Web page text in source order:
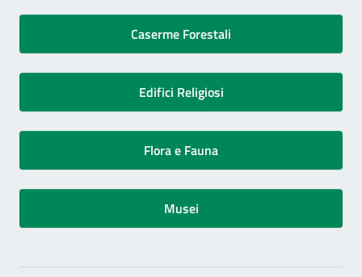
Caserme Forestali
Edifici Religiosi
Flora e Fauna
Musei